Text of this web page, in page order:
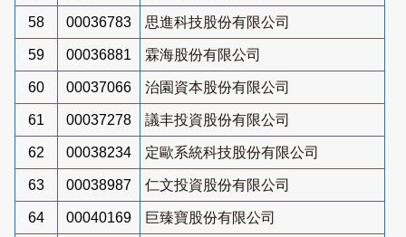
58 00036783 思進科技股份有限公司
59 00036881 霖海股份有限公司
60 00037066 治園資本股份有限公司
61 00037278 議丰投資股份有限公司
62 00038234 定歐系統科技股份有限公司
63 00038987 仁文投資股份有限公司
64 00040169 巨臻寶股份有限公司